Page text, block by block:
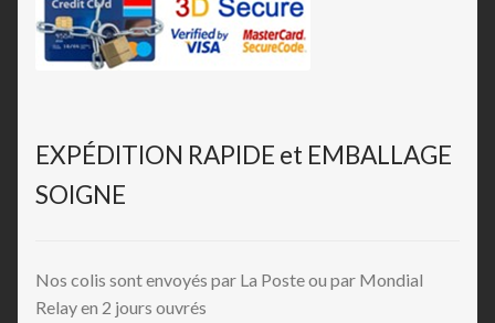
EXPÉDITION RAPIDE et EMBALLAGE
SOIGNE
Nos colis sont envoyés par La Poste ou par Mondial
Relay en 2 jours ouvrés